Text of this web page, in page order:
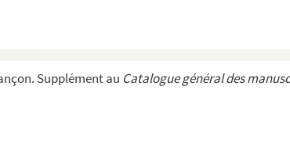
Supplément au Catalogue général des